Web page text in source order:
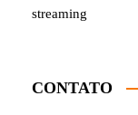
streaming
CONTATO